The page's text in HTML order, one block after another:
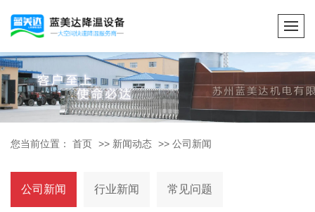
您当前位置： 首页 >> 新闻动态 >> 公司新闻
公司新闻 行业新闻 常见问题